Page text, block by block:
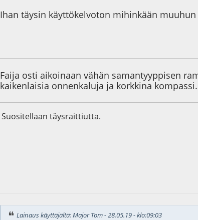
Ihan täysin käyttökelvoton mihinkään
Faija osti aikoinaan vähän samantyyppisen
kaikenlaisia onnenkaluja ja korkkina
Suositellaan täysraittiutta.
Lainaus käyttäjältä: Major Tom - 28.05.19 - klo:09:03